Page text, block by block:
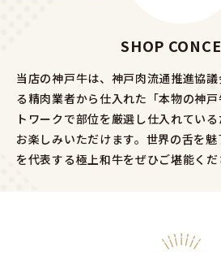
SHOP
当店の神戸牛は、神戸肉流通推進協
る精肉業者から仕入れた「本物の神
トワークで部位を厳選し仕入れてい
お楽しみいただけます。世界の舌を
を代表する極上和牛をぜひご堪能くだ